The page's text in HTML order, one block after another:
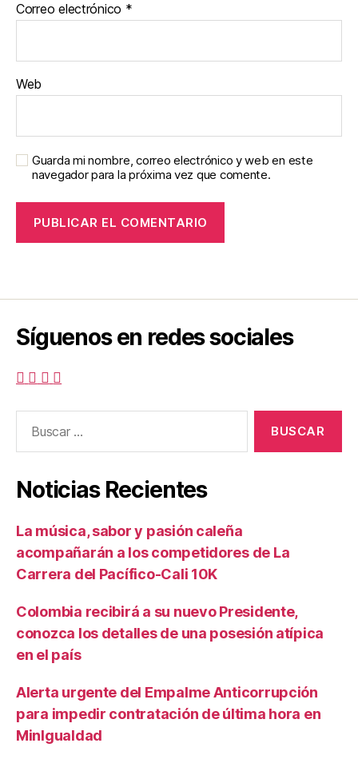
Correo electrónico *
Web
Guarda mi nombre, correo electrónico y web en este
navegador para la próxima vez que comente.
Síguenos en redes sociales
Noticias Recientes
La música, sabor y pasión caleña
acompañarán a los competidores de La
Carrera del Pacífico-Cali 10K
Colombia recibirá a su nuevo Presidente,
conozca los detalles de una posesión atípica
en el país
Alerta urgente del Empalme Anticorrupción
para impedir contratación de última hora en
MinIgualdad